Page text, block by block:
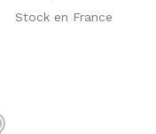
Stock en France